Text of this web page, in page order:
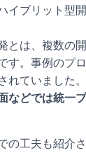
イブリット型
とは、複数の
す。事例のプ
れていました。
などでは統一
の工夫も紹介さ